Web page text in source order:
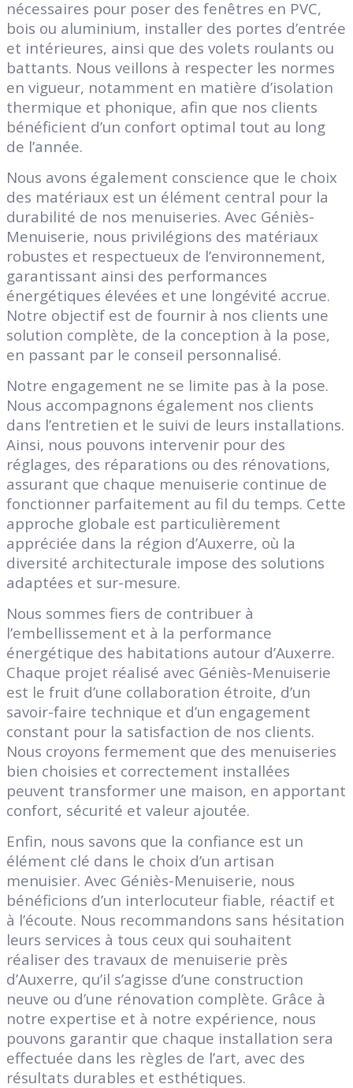
nécessaires pour poser des fenêtres en PVC,
bois ou aluminium, installer des portes d’entrée
et intérieures, ainsi que des volets roulants ou
battants. Nous veillons à respecter les normes
en vigueur, notamment en matière d’isolation
thermique et phonique, afin que nos clients
bénéficient d’un confort optimal tout au long
de l’année.
Nous avons également conscience que le choix
des matériaux est un élément central pour la
durabilité de nos menuiseries. Avec Géniès-
Menuiserie, nous privilégions des matériaux
robustes et respectueux de l’environnement,
garantissant ainsi des performances
énergétiques élevées et une longévité accrue.
Notre objectif est de fournir à nos clients une
solution complète, de la conception à la pose,
en passant par le conseil personnalisé.
Notre engagement ne se limite pas à la pose.
Nous accompagnons également nos clients
dans l’entretien et le suivi de leurs installations.
Ainsi, nous pouvons intervenir pour des
réglages, des réparations ou des rénovations,
assurant que chaque menuiserie continue de
fonctionner parfaitement au fil du temps. Cette
approche globale est particulièrement
appréciée dans la région d’Auxerre, où la
diversité architecturale impose des solutions
adaptées et sur-mesure.
Nous sommes fiers de contribuer à
l’embellissement et à la performance
énergétique des habitations autour d’Auxerre.
Chaque projet réalisé avec Géniès-Menuiserie
est le fruit d’une collaboration étroite, d’un
savoir-faire technique et d’un engagement
constant pour la satisfaction de nos clients.
Nous croyons fermement que des menuiseries
bien choisies et correctement installées
peuvent transformer une maison, en apportant
confort, sécurité et valeur ajoutée.
Enfin, nous savons que la confiance est un
élément clé dans le choix d’un artisan
menuisier. Avec Géniès-Menuiserie, nous
bénéficions d’un interlocuteur fiable, réactif et
à l’écoute. Nous recommandons sans hésitation
leurs services à tous ceux qui souhaitent
réaliser des travaux de menuiserie près
d’Auxerre, qu’il s’agisse d’une construction
neuve ou d’une rénovation complète. Grâce à
notre expertise et à notre expérience, nous
pouvons garantir que chaque installation sera
effectuée dans les règles de l’art, avec des
résultats durables et esthétiques.